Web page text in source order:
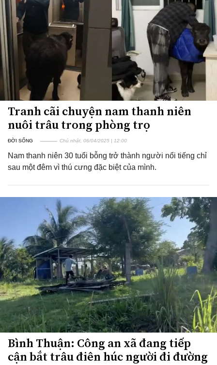
Tranh cãi chuyện nam thanh niên
nuôi trâu trong phòng trọ
ĐỜI SỐNG Chủ nhật, 06/04/2025 | 12:00
Nam thanh niên 30 tuổi bỗng trở thành người nổi tiếng chỉ
sau một đêm vì thú cưng đặc biệt của mình.
Bình Thuận: Công an xã đang tiếp
cận bắt trâu điên húc người đi đường